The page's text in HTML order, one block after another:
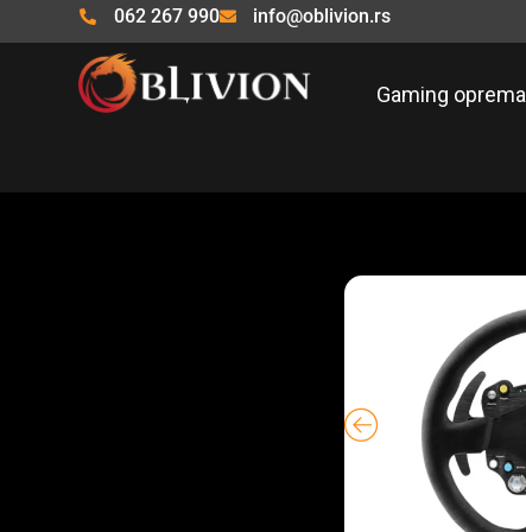
na
062 267 990 info@oblivion.rs
Gaming oprema